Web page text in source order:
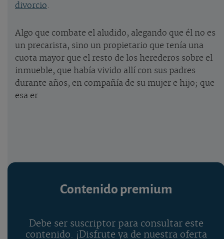
divorcio.
Algo que combate el aludido, alegando que él no es
un precarista, sino un propietario que tenía una
cuota mayor que el resto de los herederos sobre el
inmueble, que había vivido allí con sus padres
durante años, en compañía de su mujer e hijo; que
esa er
Contenido premium
Debe ser suscriptor para consultar este
contenido. ¡Disfrute ya de nuestra oferta